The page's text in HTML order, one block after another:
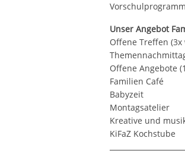
Unser Angebot
Offene Treffen
Offene Angebote
Familien Café
Babyzeit
Montagsatelier
Kreative und
KiFaZ Kochstube